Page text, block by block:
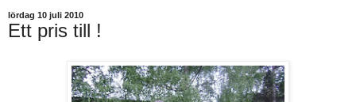
lördag 10 juli 2010
Ett pris till !